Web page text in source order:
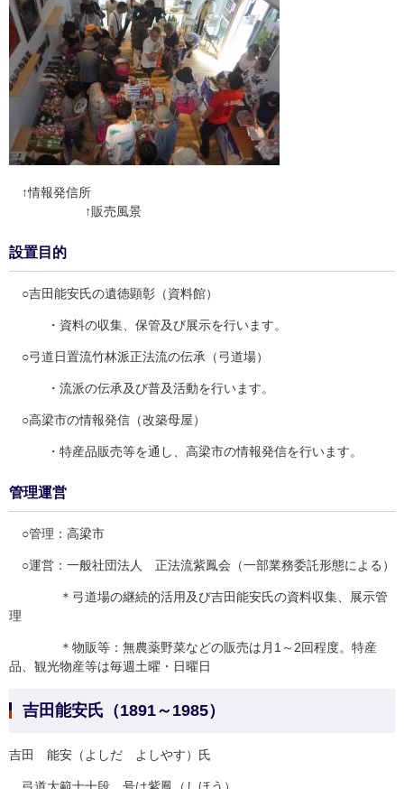
↑情報発信所
↑販売風景
設置目的
○吉田能安氏の遺徳顕彰（資料館）
・資料の収集、保管及び展示を行います。
○弓道日置流竹林派正法流の伝承（弓道場）
・流派の伝承及び普及活動を行います。
○高梁市の情報発信（改築母屋）
・特産品販売等を通し、高梁市の情報発信を行います。
管理運営
○管理：高梁市
○運営：一般社団法人 正法流紫鳳会（一部業務委託形態による）
＊弓道場の継続的活用及び吉田能安氏の資料収集、展示管
理
＊物販等：無農薬野菜などの販売は月1～2回程度。特産
品、観光物産等は毎週土曜・日曜日
吉田能安氏（1891～1985）
吉田 能安（よしだ よしやす）氏